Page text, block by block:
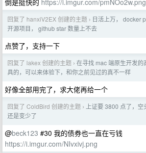
倒是挺快的 https://i.imgur.com/pmNOo2w.png
回复了 hanxiV2EX 创建的主题 › 日活上万， docker
开源项目， github star 数量上不去
点赞了，支持一下
回复了 lakex 创建的主题 › 在寻找 mac 端原生开发的
具的，可以来体验下，和你之前见过的真不一样
好像全部用完了，求大佬再给一个
回复了 ColdBird 创建的主题 ›
上证要 3800 点了，空
还是变少了
@beck123 #30 我的债券也一直在亏钱
https://i.imgur.com/NIvxivj.png